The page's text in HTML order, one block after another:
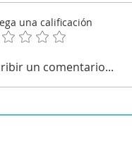
basmati con cerdo
una calificación
un comentario...